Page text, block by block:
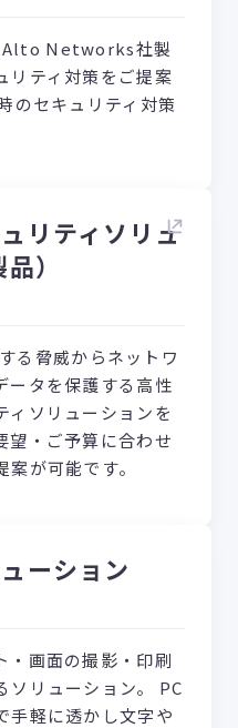
Alto Networks社製
リティ対策をご提案
のセキュリティ対策
リティソリュ
）
る脅威からネットワ
ータを保護する高性
ィソリューションを
望・ご予算に合わせ
が可能です。
ーション
・画面の撮影・印刷
ソリューション。 PC
手軽に透かし文字や